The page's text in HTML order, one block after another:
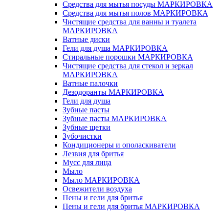
Средства для мытья посуды МАРКИРОВКА
Средства для мытья полов МАРКИРОВКА
Чистящие средства для ванны и туалета
МАРКИРОВКА
Ватные диски
Гели для душа МАРКИРОВКА
Стиральные порошки МАРКИРОВКА
Чистящие средства для стекол и зеркал
МАРКИРОВКА
Ватные палочки
Дезодоранты МАРКИРОВКА
Гели для душа
Зубные пасты
Зубные пасты МАРКИРОВКА
Зубные щетки
Зубочистки
Кондиционеры и ополаскиватели
Лезвия для бритья
Мусс для лица
Мыло
Мыло МАРКИРОВКА
Освежители воздуха
Пены и гели для бритья
Пены и гели для бритья МАРКИРОВКА